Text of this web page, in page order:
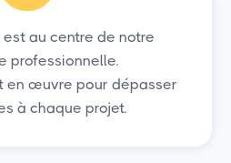
est au centre de notre
professionnelle.
en œuvre pour dépasser
à chaque projet.